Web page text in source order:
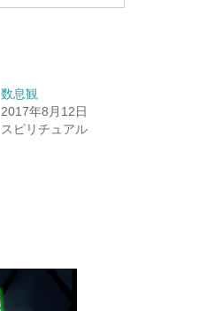
数息観
2017年8月12日
スピリチュアル